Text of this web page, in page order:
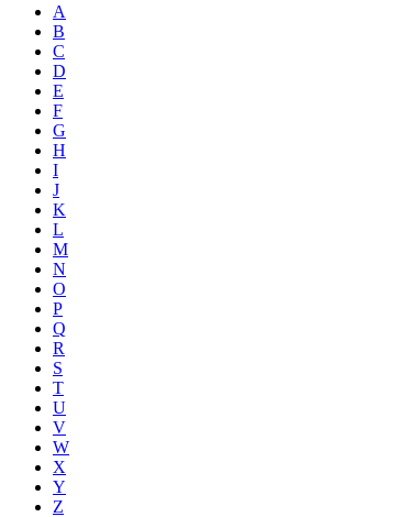
A
B
C
D
E
F
G
H
I
J
K
L
M
N
O
P
Q
R
S
T
U
V
W
X
Y
Z